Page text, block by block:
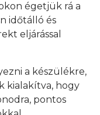
égetjük rá a
időtálló és
eljárással
a készülékre,
kialakítva, hogy
pontos